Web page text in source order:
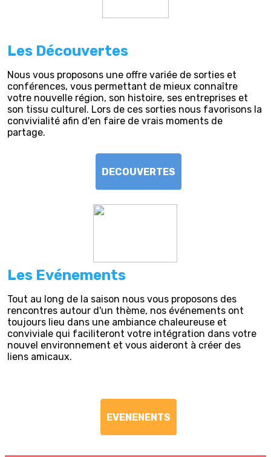
Les Découvertes
Nous vous proposons une offre variée de sorties et
conférences, vous permettant de mieux connaître
votre nouvelle région, son histoire, ses entreprises et
son tissu culturel. Lors de ces sorties nous favorisons la
convivialité afin d'en faire de vrais moments de
partage.
DECOUVERTES
Les Evénements
Tout au long de la saison nous vous proposons des
rencontres autour d'un thème, nos événements ont
toujours lieu dans une ambiance chaleureuse et
conviviale qui faciliteront votre intégration dans votre
nouvel environnement et vous aideront à créer des
liens amicaux.
EVENENENTS